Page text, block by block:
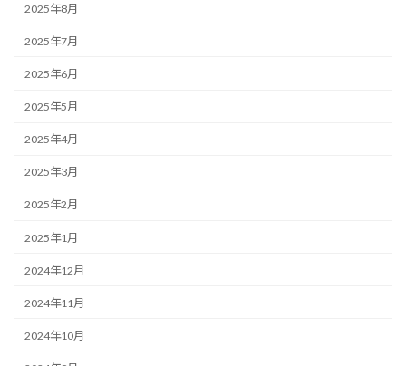
2025年8月
2025年7月
2025年6月
2025年5月
2025年4月
2025年3月
2025年2月
2025年1月
2024年12月
2024年11月
2024年10月